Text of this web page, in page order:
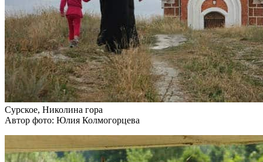
Сурское, Николина гора
Автор фото: Юлия Колмогорцева